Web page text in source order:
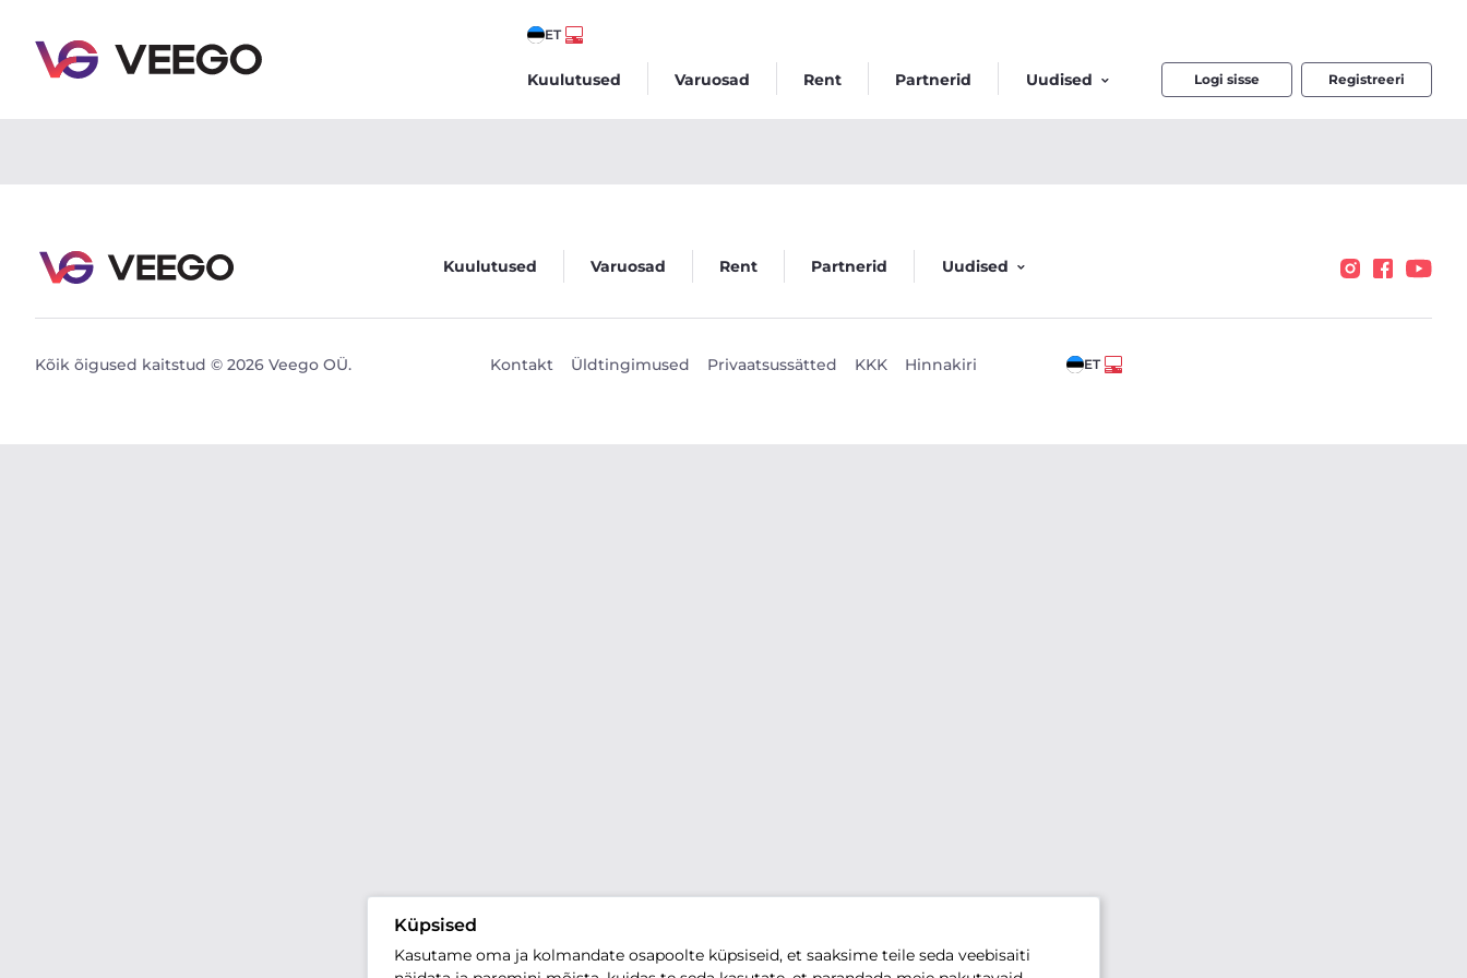
ET
Kuulutused Varuosad Rent Partnerid Uudised Logi sisse Registreeri
Küpsised
Kasutame oma ja kolmandate osapoolte küpsiseid, et saaksime teile seda veebisaiti
Kuulutused Varuosad Rent Partnerid Uudised
Kõik õigused kaitstud © 2026 Veego OÜ. Kontakt Üldtingimused Privaatsussätted KKK Hinnakiri ET